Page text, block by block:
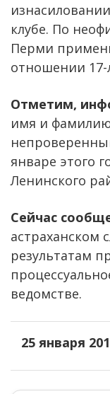
клубе. По
Перми
отношении
Отметим,
имя и
январе этого
Ленинского
Сейчас
астраханском
результатам
ведомстве.
25 января